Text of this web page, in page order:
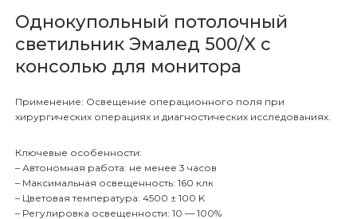
Видеоэндоскопы Pentax. Отличное предложение
Жесткая эндоскопия
Видеоэндоскопические системы
Гистероскопы
Гибкая Эндоскопия
Дезинфекция эндоскопов
Рентгенология
Комплексное оснащение
Гарантия
Статьи
Контакты
Однокупольный потолочный
светильник Эмалед 500/X с
консолью для монитора
Применение: Освещение операционного поля при
хирургических операциях и диагностических исследованиях.
Ключевые особенности:
– Автономная работа: не менее 3 часов
– Максимальная освещенность: 160 клк
– Цветовая температура: 4500 ± 100 K
– Регулировка освещенности: 10 — 100%